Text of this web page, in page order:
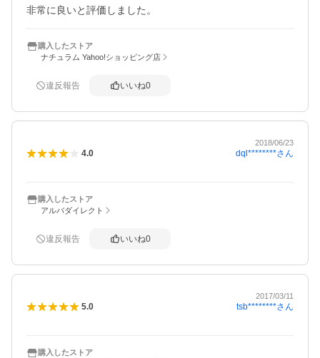
非常に良いと評価しました。
購入したストア
ナチュラム Yahoo!ショッピング店
違反報告 いいね0
2018/06/23
4.0 dql********さん
購入したストア
アルバダイレクト
違反報告 いいね0
2017/03/11
5.0 tsb********さん
購入したストア